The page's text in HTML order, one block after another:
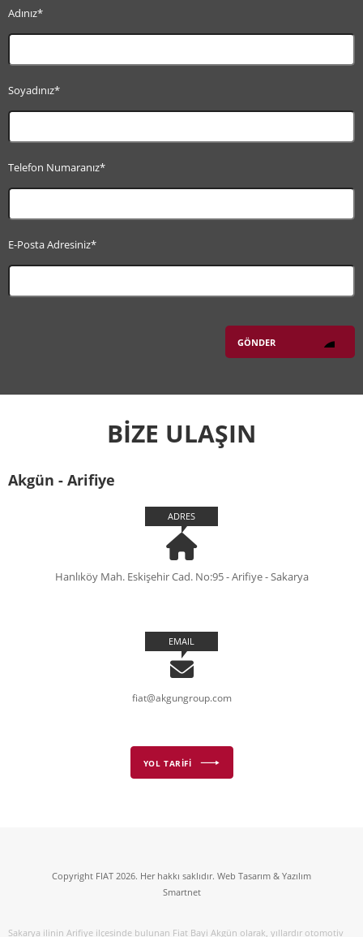
Adınız*
Soyadınız*
Telefon Numaranız*
E-Posta Adresiniz*
BİZE ULAŞIN
Akgün - Arifiye
ADRES
Hanlıköy Mah. Eskişehir Cad. No:95 - Arifiye - Sakarya
EMAIL
fiat@akgungroup.com
YOL TARİFİ
Copyright FIAT 2026. Her hakkı saklıdır. Web Tasarım & Yazılım
Smartnet
Sakarya ilinin Arifiye ilçesinde bulunan Fiat Bayi Akgün olarak, yıllardır otomotiv